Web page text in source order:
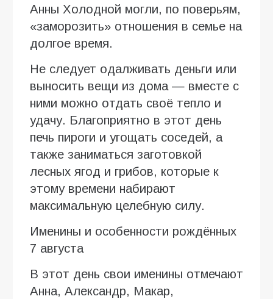
Анны Холодной могли, по поверьям,
«заморозить» отношения в семье на
долгое время.
Не следует одалживать деньги или
выносить вещи из дома — вместе с
ними можно отдать своё тепло и
удачу. Благоприятно в этот день
печь пироги и угощать соседей, а
также заниматься заготовкой
лесных ягод и грибов, которые к
этому времени набирают
максимальную целебную силу.
Именины и особенности рождённых
7 августа
В этот день свои именины отмечают
Анна, Александр, Макар,